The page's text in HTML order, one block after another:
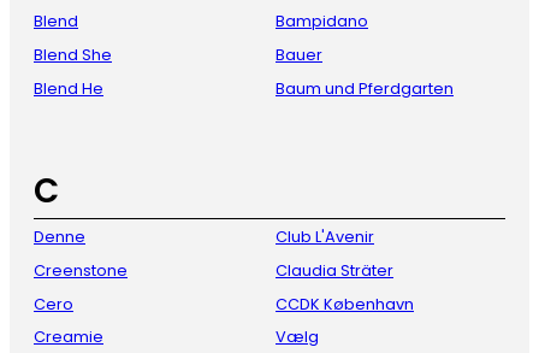
Blend
Blend She
Blend He
Bampidano
Bauer
Baum und Pferdgarten
C
Denne
Creenstone
Cero
Creamie
Club L'Avenir
Claudia Sträter
CCDK København
Vælg